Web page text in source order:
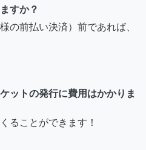
すか？
の前払い決済）前であれば、
ットの発行に費用はかかりま
ることができます！